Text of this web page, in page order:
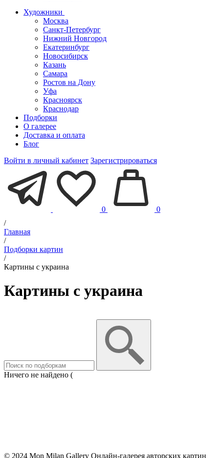
Художники
Москва
Санкт-Петербург
Нижний Новгород
Екатеринбург
Новосибирск
Казань
Самара
Ростов на Дону
Уфа
Красноярск
Краснодар
Подборки
О галерее
Доставка и оплата
Блог
Войти в личный кабинет Зарегистрироваться
0
0
/
Главная
/
Подборки картин
/
Картины с украина
Картины с украина
Ничего не найдено (
© 2024 Mon Milan Gallery Онлайн-галерея авторских картин